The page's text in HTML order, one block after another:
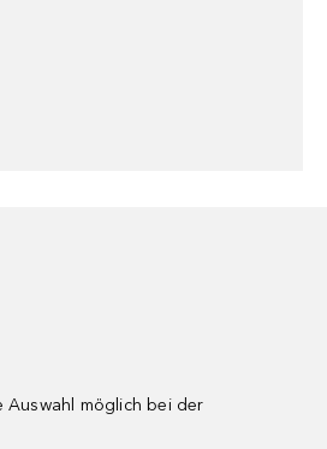
Auswahl möglich bei der